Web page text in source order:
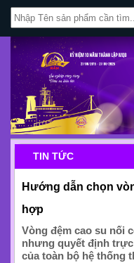
TIN TỨC
Hướng dẫn chọn
hợp
Vòng đệm cao su nối
nhưng quyết định
của toàn bộ hệ thống